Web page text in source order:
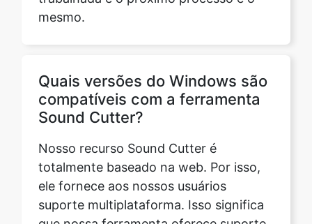
Quais versões do Windows são
Nosso recurso Sound Cutter é
totalmente baseado na web. Por isso,
ele fornece aos nossos usuários
suporte multiplataforma. Isso significa
que nossa ferramenta oferece suporte
a todas as versões do Windows. Em
termos mais gerais, ele suporta todas
as versões de todos os sistemas